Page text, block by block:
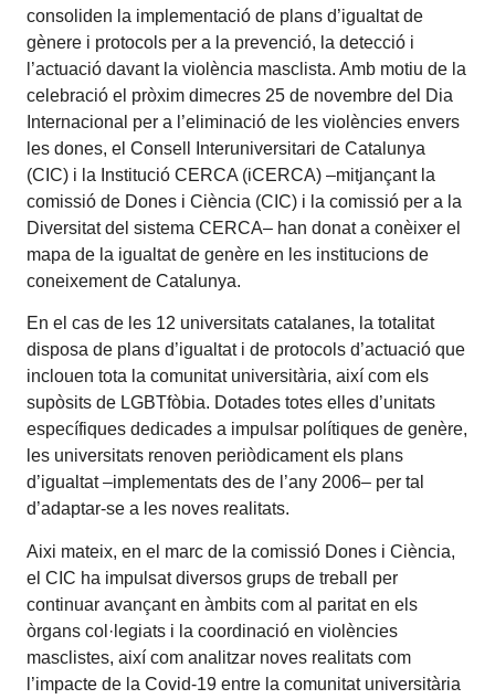
consoliden la implementació de plans d’igualtat de
gènere i protocols per a la prevenció, la detecció i
l’actuació davant la violència masclista. Amb motiu de la
celebració el pròxim dimecres 25 de novembre del Dia
Internacional per a l’eliminació de les violències envers
les dones, el Consell Interuniversitari de Catalunya
(CIC) i la Institució CERCA (iCERCA) –mitjançant la
comissió de Dones i Ciència (CIC) i la comissió per a la
Diversitat del sistema CERCA– han donat a conèixer el
mapa de la igualtat de genère en les institucions de
coneixement de Catalunya.
En el cas de les 12 universitats catalanes, la totalitat
disposa de plans d’igualtat i de protocols d’actuació que
inclouen tota la comunitat universitària, així com els
supòsits de LGBTfòbia. Dotades totes elles d’unitats
específiques dedicades a impulsar polítiques de genère,
les universitats renoven periòdicament els plans
d’igualtat –implementats des de l’any 2006– per tal
d’adaptar-se a les noves realitats.
Aixi mateix, en el marc de la comissió Dones i Ciència,
el CIC ha impulsat diversos grups de treball per
continuar avançant en àmbits com al paritat en els
òrgans col·legiats i la coordinació en violències
masclistes, així com analitzar noves realitats com
l’impacte de la Covid-19 entre la comunitat universitària